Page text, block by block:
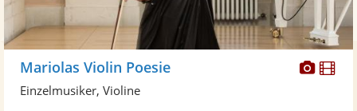
Mariolas Violin Poesie
Einzelmusiker, Violine